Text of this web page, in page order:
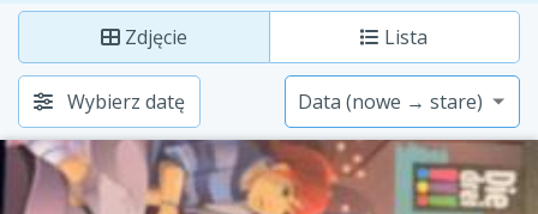
Zdjęcie Lista
Wybierz datę